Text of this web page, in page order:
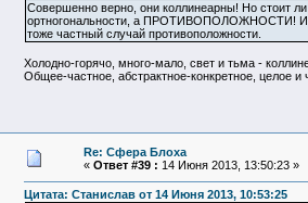
Совершенно верно, они коллинеарны! Но стоит
ортногональности, а ПРОТИВОПОЛОЖНОСТИ! И
тоже частный случай противоположности.
Холодно-горячо, много-мало, свет и тьма -
Общее-частное, абстрактное-конкретное, целое и
Re: Сфера Блоха
« Ответ #39 : 14 Июня 2013, 13:50:23 »
Цитата: Станислав от 14 Июня 2013, 10:53:25